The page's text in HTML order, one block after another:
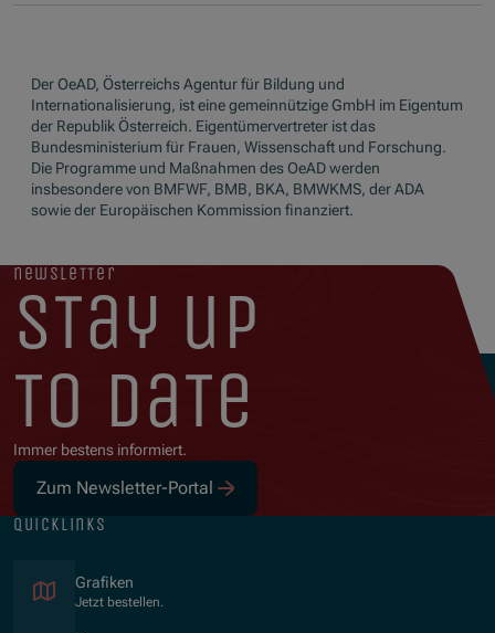
Der OeAD, Österreichs Agentur für Bildung und
Internationalisierung, ist eine gemeinnützige GmbH im Eigentum
der Republik Österreich. Eigentümervertreter ist das
Bundesministerium für Frauen, Wissenschaft und Forschung.
Die Programme und Maßnahmen des OeAD werden
insbesondere von BMFWF, BMB, BKA, BMWKMS, der ADA
sowie der Europäischen Kommission finanziert.
newsletter
stay up
to date
Immer bestens informiert.
Zum Newsletter-Portal
quicklinks
Grafiken
Jetzt bestellen.